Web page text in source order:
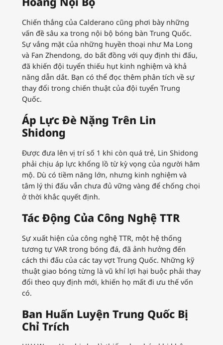
Chiến thắng của Calderano cũng phơi bày những
vấn đề sâu xa trong nội bộ bóng bàn Trung Quốc.
Sự vắng mặt của những huyền thoại như Ma Long
và Fan Zhendong, do bất đồng với quy định thi đấu,
đã khiến đội tuyển thiếu hụt kinh nghiệm và khả
năng dẫn dắt. Bạn có thể đọc thêm phân tích về sự
thay đổi trong chiến thuật của đội tuyển Trung
Quốc.
Áp Lực Đè Nặng Trên Lin
Shidong
Được đưa lên vị trí số 1 khi còn quá trẻ, Lin Shidong
phải chịu áp lực khổng lồ từ kỳ vọng của người hâm
mộ. Dù có tiềm năng lớn, nhưng kinh nghiệm và
tâm lý thi đấu vẫn chưa đủ vững vàng để chống chọi
ở thời khắc quyết định.
Tác Động Của Công Nghệ TTR
Sự xuất hiện của công nghệ TTR, một hệ thống
tương tự VAR trong bóng đá, đã ảnh hưởng đến
cách thi đấu của các tay vợt Trung Quốc. Những kỹ
thuật giao bóng từng là vũ khí lợi hại buộc phải thay
đổi theo quy định mới, khiến họ mất đi ưu thế vốn
có.
Ban Huấn Luyện Trung Quốc Bị
Chỉ Trích